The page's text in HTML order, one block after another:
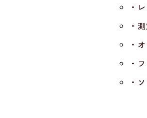
・
・
・
・
・